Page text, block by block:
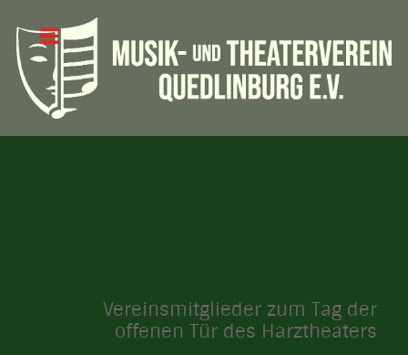
Vereinsmitglieder zum Tag der
offenen Tür des Harztheaters